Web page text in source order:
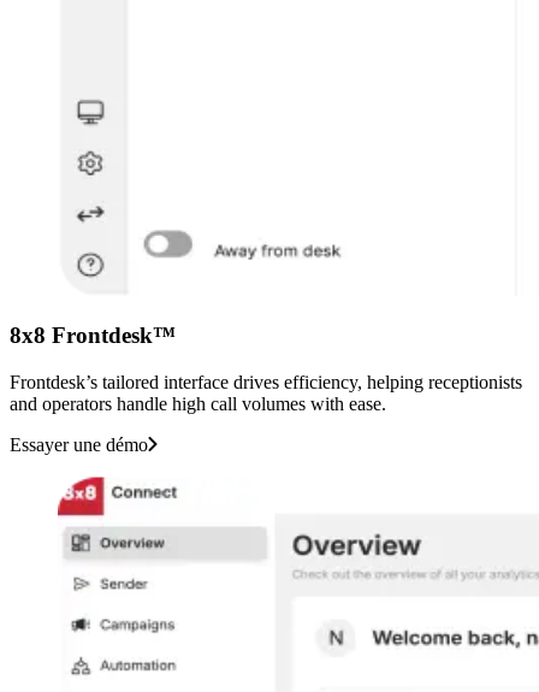
8x8 Frontdesk™
Frontdesk’s tailored interface drives efficiency, helping receptionists
and operators handle high call volumes with ease.
Essayer une démo